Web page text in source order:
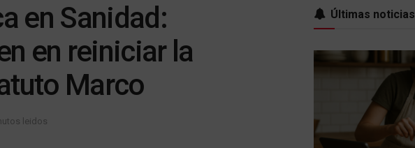
en Sanidad:
en reiniciar la
Marco
leidos
Últimas noticias